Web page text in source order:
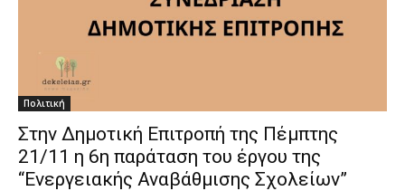
Πολιτική
Στην Δημοτική Επιτροπή της Πέμπτης
21/11 η 6η παράταση του έργου της
“Ενεργειακής Αναβάθμισης Σχολείων”